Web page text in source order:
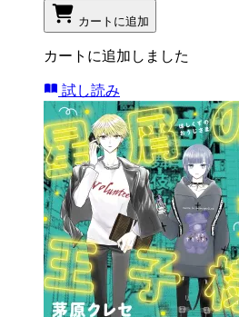
カートに追加
カートに追加しました
試し読み